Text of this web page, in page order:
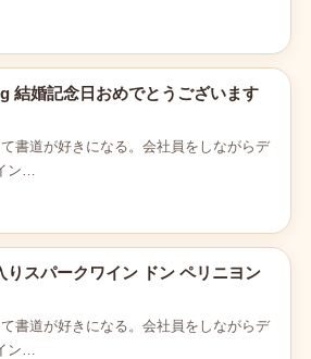
結婚記念日おめでとうございます
書道が好きになる。会社員をしながらデ
ン…
スパークワイン ドン ペリニヨン
書道が好きになる。会社員をしながらデ
ン…